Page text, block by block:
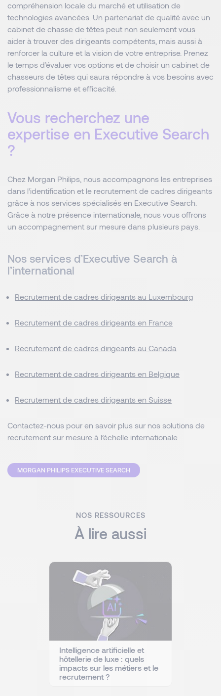
compréhension locale du marché et utilisation de
technologies avancées. Un partenariat de qualité avec un
cabinet de chasse de têtes peut non seulement vous
aider à trouver des dirigeants compétents, mais aussi à
renforcer la culture et la vision de votre entreprise. Prenez
le temps d’évaluer vos options et de choisir un cabinet de
chasseurs de têtes qui saura répondre à vos besoins avec
professionnalisme et efficacité.
Vous recherchez une
expertise en Executive Search
?
Chez Morgan Philips, nous accompagnons les entreprises
dans l’identification et le recrutement de cadres dirigeants
grâce à nos services spécialisés en Executive Search.
Grâce à notre présence internationale, nous vous offrons
un accompagnement sur mesure dans plusieurs pays.
Nos services d’Executive Search à
l’international
Recrutement de cadres dirigeants au Luxembourg
Recrutement de cadres dirigeants en France
Recrutement de cadres dirigeants au Canada
Recrutement de cadres dirigeants en Belgique
Recrutement de cadres dirigeants en Suisse
Contactez-nous pour en savoir plus sur nos solutions de
recrutement sur mesure à l’échelle internationale.
MORGAN PHILIPS EXECUTIVE SEARCH
NOS RESSOURCES
À lire aussi
Intelligence artificielle et
hôtellerie de luxe : quels
impacts sur les métiers et le
recrutement ?